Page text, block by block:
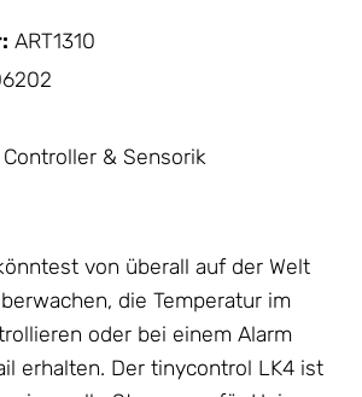
ART1310
Controller & Sensorik
von überall auf der Welt
die Temperatur im
oder bei einem Alarm
erhalten. Der tinycontrol LK4 ist